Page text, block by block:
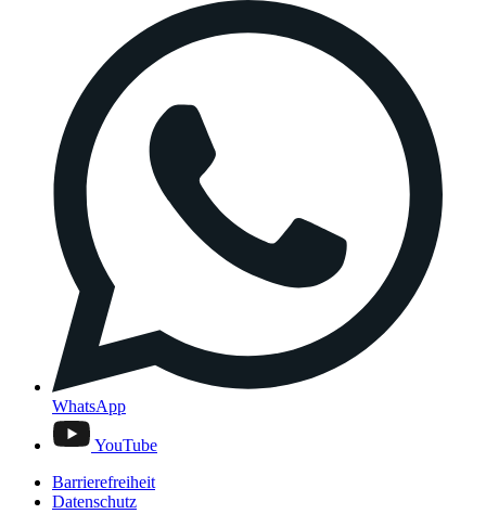
WhatsApp
YouTube
Barrierefreiheit
Datenschutz